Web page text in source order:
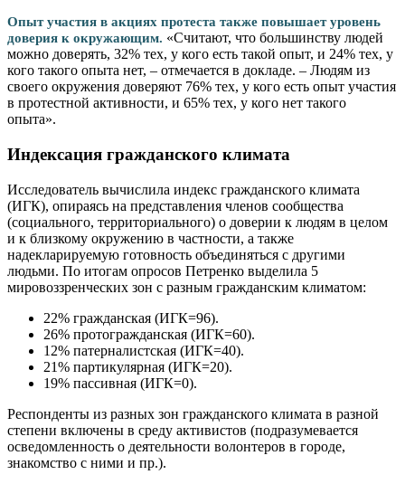
Опыт участия в акциях протеста также повышает уровень
доверия к окружающим. «Считают, что большинству людей
можно доверять, 32% тех, у кого есть такой опыт, и 24% тех, у
кого такого опыта нет, – отмечается в докладе. – Людям из
своего окружения доверяют 76% тех, у кого есть опыт участия
в протестной активности, и 65% тех, у кого нет такого
опыта».
Индексация гражданского климата
Исследователь вычислила индекс гражданского климата
(ИГК), опираясь на представления членов сообщества
(социального, территориального) о доверии к людям в целом
и к близкому окружению в частности, а также
надекларируемую готовность объединяться с другими
людьми. По итогам опросов Петренко выделила 5
мировоззренческих зон с разным гражданским климатом:
22% гражданская (ИГК=96).
26% протогражданская (ИГК=60).
12% патерналистская (ИГК=40).
21% партикулярная (ИГК=20).
19% пассивная (ИГК=0).
Респонденты из разных зон гражданского климата в разной
степени включены в среду активистов (подразумевается
осведомленность о деятельности волонтеров в городе,
знакомство с ними и пр.).